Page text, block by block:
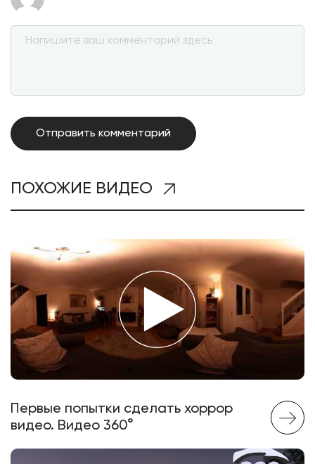
ПОХОЖИЕ ВИДЕО
Первые попытки сделать хоррор
видео. Видео 360°